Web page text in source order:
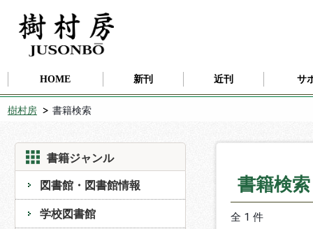
HOME 新刊 近刊 サ
樹村房 書籍検索
書籍ジャンル
図書館・図書館情報
学校図書館
書籍検
全 1 件